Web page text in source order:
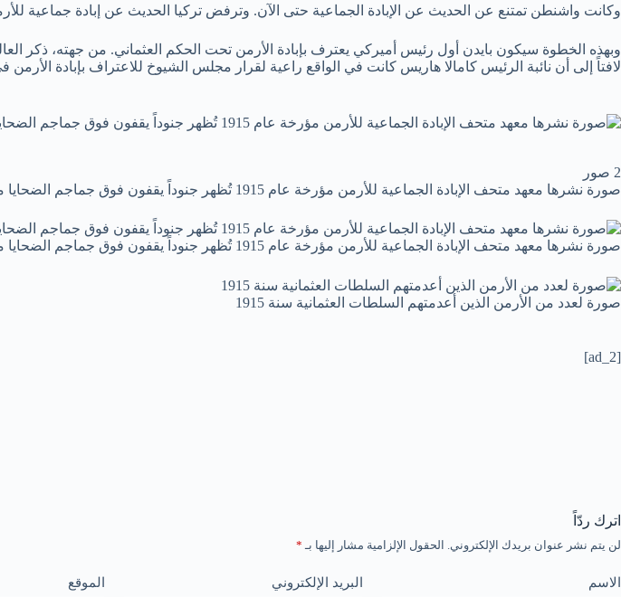
وكانت واشنطن تمتنع عن الحديث عن الإبادة الجماعية حتى الآن. وترفض تركيا الحديث عن إبادة جماعية
وبهذه الخطوة سيكون بايدن أول رئيس أميركي يعترف بإبادة الأرمن تحت الحكم العثماني. من جهته، ذكر
لافتاً إلى أن نائبة الرئيس كامالا هاريس كانت في الواقع راعية لقرار مجلس الشيوخ للاعتراف بإبادة الأرمن في
2 صور
صورة نشرها معهد متحف الإبادة الجماعية للأرمن مؤرخة عام 1915 تُظهر جنوداً يقفون فوق جماجم الضحايا من قرية Sheyxalan الأرمنية في وادي موش على جبهة القوقاز خلال الحرب العالمية الأولى
صورة نشرها معهد متحف الإبادة الجماعية للأرمن مؤرخة عام 1915 تُظهر جنوداً يقفون فوق جماجم الضحايا من قرية Sheyxalan الأرمنية في وادي موش على جبهة القوقاز خلال الحرب العالمية الأولى
صورة لعدد من الأرمن الذين أعدمتهم السلطات العثمانية سنة 1915
[ad_2]
اترك ردّاً
لن يتم نشر عنوان بريدك الإلكتروني. الحقول الإلزامية مشار إليها بـ *
الاسم البريد الإلكتروني الموقع